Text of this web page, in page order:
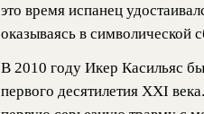
это время испанец
оказываясь в
В 2010 году Икер Касильяс
первого десятилетия XXI